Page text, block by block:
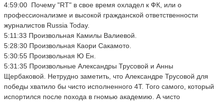
4:59:00 Почему "RT" в свое время охладел к ФК, или о
профессионализме и высокой гражданской ответственности
журналистов Russia Today.
5:11:33 Произвольная Камилы Валиевой.
5:28:30 Произвольная Каори Сакамото.
5:30:55 Произвольная Ю Ен.
5:31:35 Произвольные Александры Трусовой и Анны
Щербаковой. Нетрудно заметить, что Александре Трусовой для
победы хватило бы чисто исполненного 4Т. Того самого, который
испортился после похода в гномью академию. А чисто